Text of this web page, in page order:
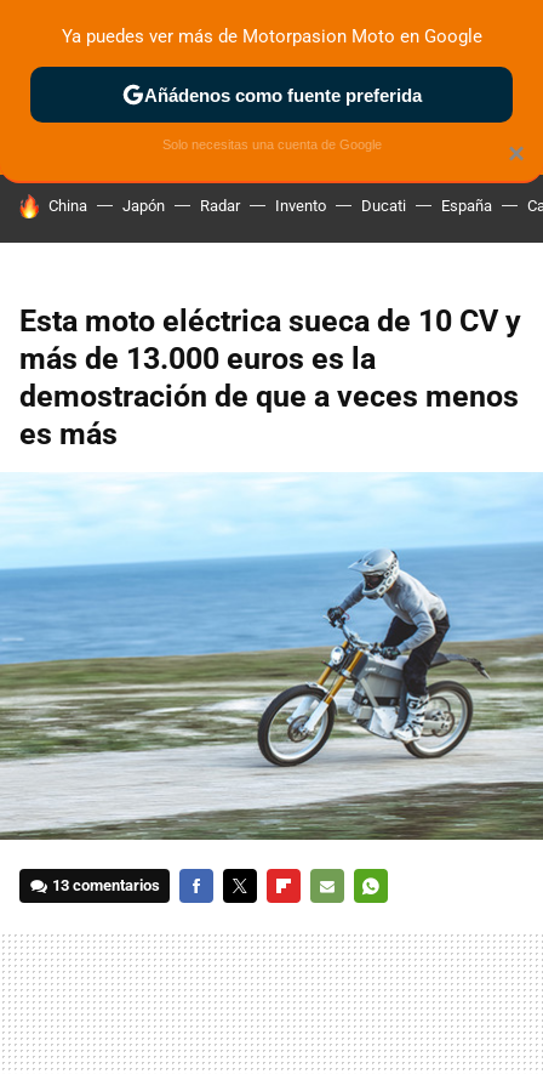
ZONA DE PRUEBAS DEPORTIVAS MOTOS ELÉCTRICAS
HOY SE HABLA DE
China Japón Radar Invento Ducati España
Esta moto eléctrica sueca de 10 CV y
más de 13.000 euros es la
demostración de que a veces menos
es más
13 comentarios
MAIL
×
Ya puedes ver más de Motorpasion Moto en Google
Añádenos como fuente preferida
Solo necesitas una cuenta de Google